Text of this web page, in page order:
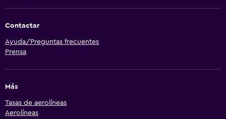
Contactar
Ayuda/Preguntas frecuentes
Prensa
Más
Tasas de aerolíneas
Aerolíneas